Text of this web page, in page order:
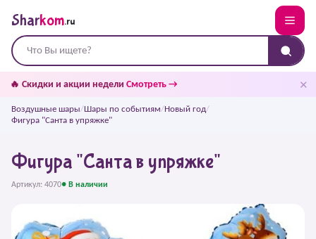
Sharkom.ru
🔥 Скидки и акции недели Смотреть → ✕
Воздушные шары/Шары по событиям/Новый год/
Фигура "Санта в упряжке"
Фигура "Санта в упряжке"
Артикул: 4070● В наличии